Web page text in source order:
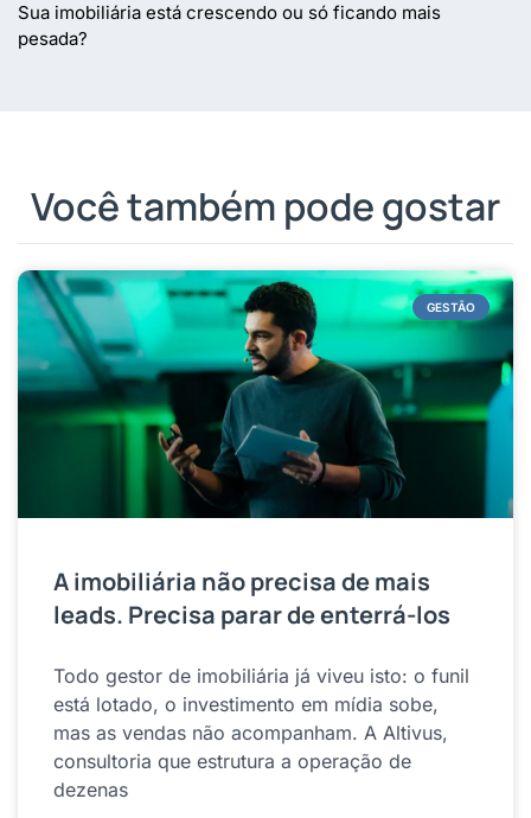
Sua imobiliária está crescendo ou só ficando mais
pesada?
Você também pode gostar
GESTÃO
A imobiliária não precisa de mais
leads. Precisa parar de enterrá-los
Todo gestor de imobiliária já viveu isto: o funil
está lotado, o investimento em mídia sobe,
mas as vendas não acompanham. A Altivus,
consultoria que estrutura a operação de
dezenas